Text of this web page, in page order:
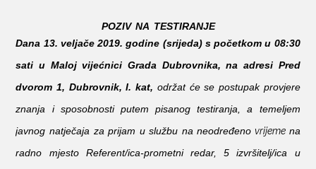
POZIV NA TESTIRANJE
Dana 13. veljače 2019. godine (srijeda) s početkom u 08:30
sati u Maloj vijećnici Grada Dubrovnika, na adresi Pred
dvorom 1, Dubrovnik,I. kat, održat će se postupak provjere
znanja i sposobnosti putem pisanog testiranja, a temeljem
javnog natječaja za prijam u službu na neodređeno vrijeme na
radno mjesto Referent/ica-prometni redar, 5 izvršitelj/ica u